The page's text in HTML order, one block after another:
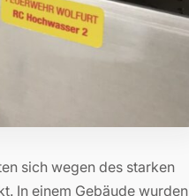
sich wegen des starken
In einem Gebäude wurden